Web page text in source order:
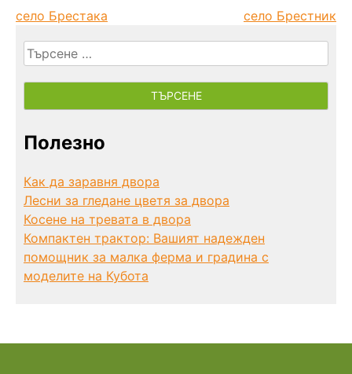
село Брестака село Брестник
Търсене
за:
Полезно
Как да заравня двора
Лесни за гледане цветя за двора
Косене на тревата в двора
Компактен трактор: Вашият надежден
помощник за малка ферма и градина с
моделите на Кубота